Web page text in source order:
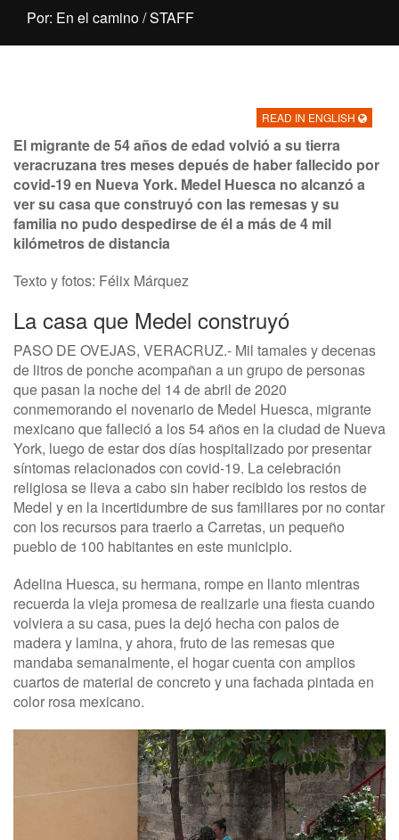
Por: En el camino / STAFF
READ IN ENGLISH
El migrante de 54 años de edad volvió a su tierra
veracruzana tres meses depués de haber fallecido por
covid-19 en Nueva York. Medel Huesca no alcanzó a
ver su casa que construyó con las remesas y su
familia no pudo despedirse de él a más de 4 mil
kilómetros de distancia
Texto y fotos: Félix Márquez
La casa que Medel construyó
PASO DE OVEJAS, VERACRUZ.- Mil tamales y decenas
de litros de ponche acompañan a un grupo de personas
que pasan la noche del 14 de abril de 2020
conmemorando el novenario de Medel Huesca, migrante
mexicano que falleció a los 54 años en la ciudad de Nueva
York, luego de estar dos días hospitalizado por presentar
síntomas relacionados con covid-19. La celebración
religiosa se lleva a cabo sin haber recibido los restos de
Medel y en la incertidumbre de sus familiares por no contar
con los recursos para traerlo a Carretas, un pequeño
pueblo de 100 habitantes en este municipio.
Adelina Huesca, su hermana, rompe en llanto mientras
recuerda la vieja promesa de realizarle una fiesta cuando
volviera a su casa, pues la dejó hecha con palos de
madera y lamina, y ahora, fruto de las remesas que
mandaba semanalmente, el hogar cuenta con amplios
cuartos de material de concreto y una fachada pintada en
color rosa mexicano.